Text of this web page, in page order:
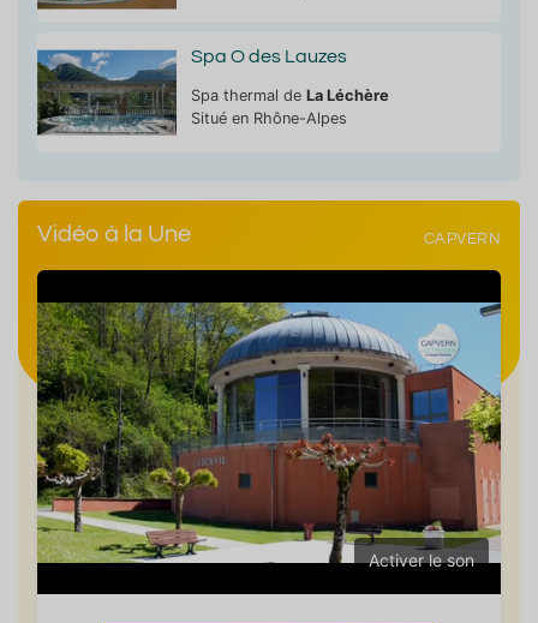
Spa O des Lauzes
Spa thermal de La Léchère
Situé en Rhône-Alpes
Vidéo à la Une CAPVERN
Activer le son